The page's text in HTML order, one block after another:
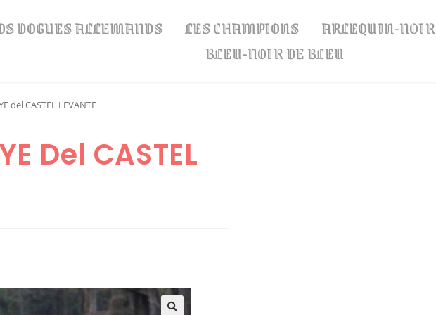
DOGUES ALLEMANDS LES CHAMPIONS ARLEQUIN-NOIR
BLEU-NOIR DE BLEU
del CASTEL LEVANTE
Del CASTEL